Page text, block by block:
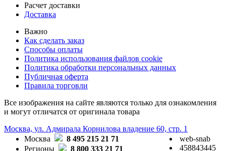
Расчет доставки
Доставка
Важно
Как сделать заказ
Способы оплаты
Политика использования файлов cookie
Политика обработки персональных данных
Публичная оферта
Правила торговли
Все изображения на сайте являются только для ознакомления
и могут отличатся от оригинала товара
Москва, ул. Адмирала Корнилова владение 60, стр. 1
Москва
8 495 215 21 71
Регионы
8 800 333 21 71
web-snab
458843445